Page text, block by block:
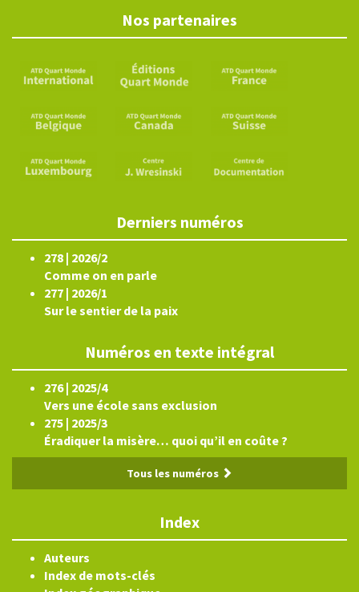
Nos partenaires
Derniers numéros
278 | 2026/2
Comme on en parle
277 | 2026/1
Sur le sentier de la paix
Numéros en texte intégral
276 | 2025/4
Vers une école sans exclusion
275 | 2025/3
Éradiquer la misère… quoi qu’il en coûte ?
Tous les numéros
Index
Auteurs
Index de mots-clés